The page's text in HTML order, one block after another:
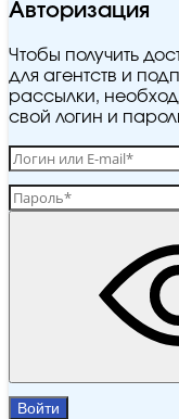
Авторизация
Чтобы получить
для агентств и
рассылки,
свой логин и
Войти